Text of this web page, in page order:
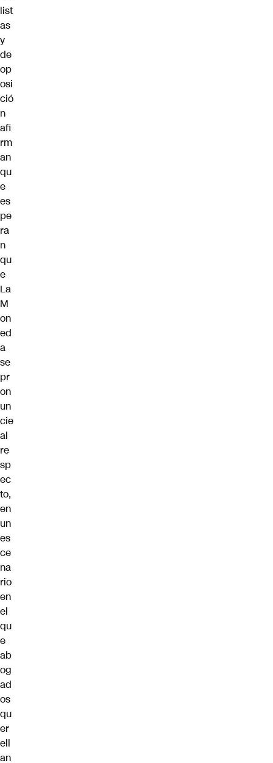
list
as
y
de
op
osi
ció
n
afi
rm
an
qu
e
es
pe
ra
n
qu
e
La
M
on
ed
a
se
pr
on
un
cie
al
re
sp
ec
to,
en
un
es
ce
na
rio
en
el
qu
e
ab
og
ad
os
qu
er
ell
an